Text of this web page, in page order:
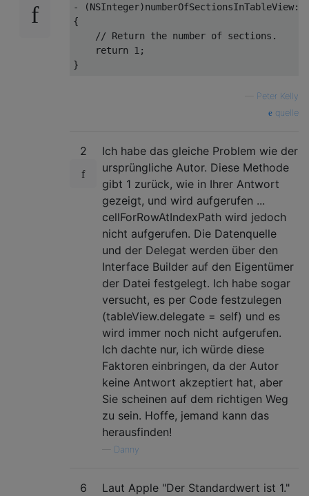
- (NSInteger)numberOfSectionsInTableView:(
{
// Return the number of sections.
return
1 ;
Peter Kelly
quelle
2
Ich habe das gleiche Problem wie der
ursprüngliche Autor. Diese Methode
gibt 1 zurück, wie in Ihrer Antwort
gezeigt, und wird aufgerufen ...
cellForRowAtIndexPath wird jedoch
nicht aufgerufen. Die Datenquelle
und der Delegat werden über den
Interface Builder auf den Eigentümer
der Datei festgelegt. Ich habe sogar
versucht, es per Code festzulegen
(tableView.delegate = self) und es
wird immer noch nicht aufgerufen.
Ich dachte nur, ich würde diese
Faktoren einbringen, da der Autor
keine Antwort akzeptiert hat, aber
Sie scheinen auf dem richtigen Weg
zu sein. Hoffe, jemand kann das
herausfinden!
Danny
6
Laut Apple "Der Standardwert ist 1."